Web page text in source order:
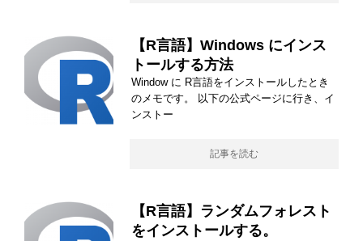
【R言語】Windows にインス
トールする方法
Window に R言語をインストールしたとき
のメモです。 以下の公式ページに行き、イ
ンストー
記事を読む
【R言語】ランダムフォレスト
をインストールする。